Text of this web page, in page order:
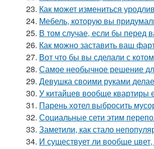
23. Как может измениться
24. Мебель, которую вы
25. В том случае, если бы перед
26. Как можно заставить ваш
27. Вот что бы вы сделали с
28. Самое необычное решение
29. Девушка своими руками
30. У китайцев вообще квартиры
31. Парень хотел выбросить
32. Социальные сети этим
33. Заметили, как стало
34. И существует ли вообще